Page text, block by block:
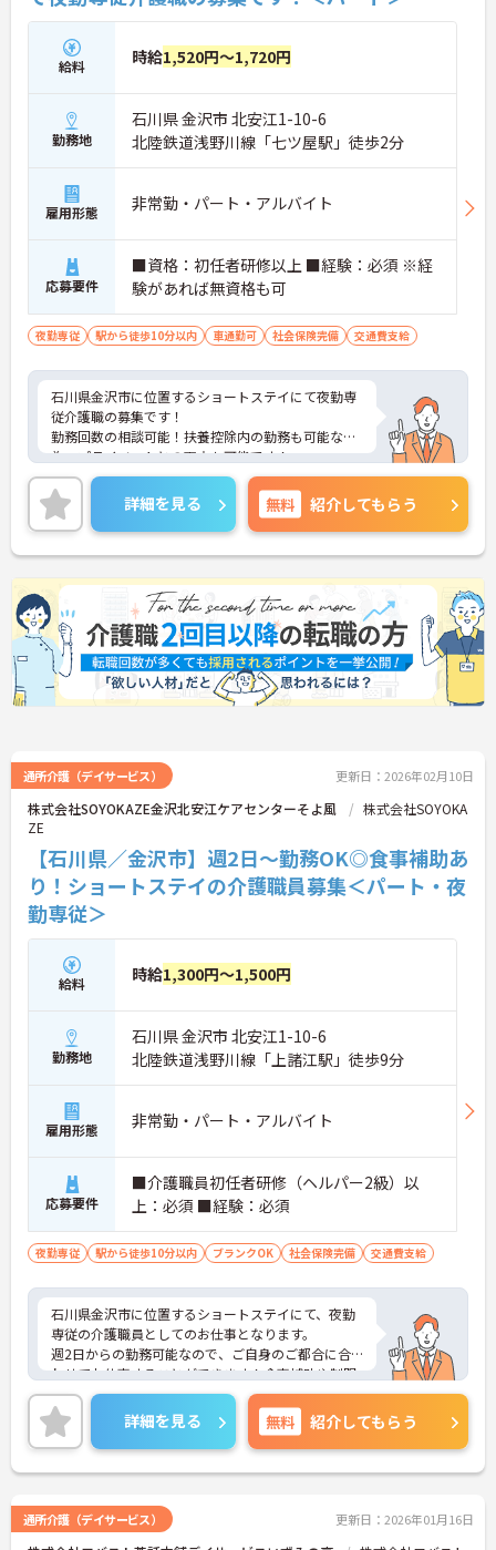
給料 時給1,520円～1,720円
勤務地
石川県 金沢市 北安江1-10-6
北陸鉄道浅野川線「七ツ屋駅」徒歩2分
雇用形態 非常勤・パート・アルバイト
応募要件
■資格：初任者研修以上 ■経験：必須 ※経
験があれば無資格も可
夜勤専従 駅から徒歩10分以内 車通勤可 社会保険完備 交通費支給
石川県金沢市に位置するショートステイにて夜勤専
従介護職の募集です！
勤務回数の相談可能！扶養控除内の勤務も可能な
為、プライベートとの両立も可能です！
ご興味ある方には、面接対策ポイントなど、さらに
詳細をお話しいたしますのでお気軽にご相談くださ
い！
詳細を見る 無料 紹介してもらう
通所介護（デイサービス） 更新日：2026年02月10日
株式会社SOYOKAZE金沢北安江ケアセンターそよ風
株式会社SOYOKA
ZE
【石川県／金沢市】週2日～勤務OK◎食事補助あ
り！ショートステイの介護職員募集＜パート・夜
勤専従＞
給料 時給1,300円～1,500円
勤務地
石川県 金沢市 北安江1-10-6
北陸鉄道浅野川線「上諸江駅」徒歩9分
雇用形態 非常勤・パート・アルバイト
応募要件
■介護職員初任者研修（ヘルパー2級）以
上：必須 ■経験：必須
夜勤専従 駅から徒歩10分以内 ブランクOK 社会保険完備 交通費支給
石川県金沢市に位置するショートステイにて、夜勤
専従の介護職員としてのお仕事となります。
週2日からの勤務可能なので、ご自身のご都合に合
わせてお仕事することができます！食事補助や制服
貸与など、充実した待遇が備わっているので安心し
て働けます！
ご興味のある方はご面接のポイントをお伝えします
のでお気軽にお問い合わせください。
詳細を見る 無料 紹介してもらう
通所介護（デイサービス） 更新日：2026年01月16日